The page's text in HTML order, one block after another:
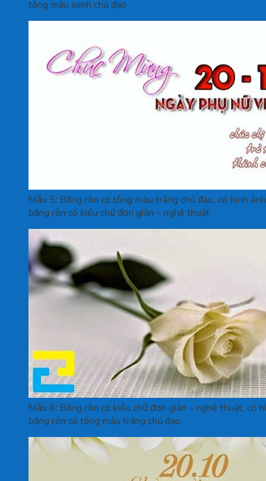
tông màu xanh chủ đạo
Mẫu 5: Băng rôn có tông màu trắng chủ đạo, có hình
băng rôn có kiểu chữ đơn giản – nghệ thuật
Mẫu 6: Băng rôn có kiểu chữ đơn giản – nghệ thuật, có
băng rôn có tông màu trắng chủ đạo